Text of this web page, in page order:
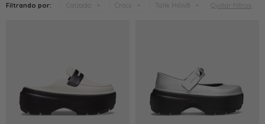
Filtrando por: Calzado Crocs Talle M6W8 Quitar filtros